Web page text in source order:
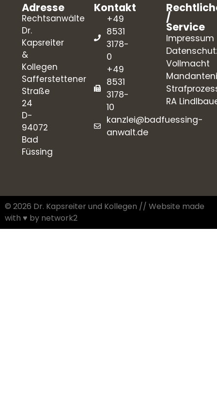
Adresse
Rechtsanwälte
Dr.
Kapsreiter
&
Kollegen
Safferstettener
Straße
24
D-
94072
Bad
Füssing
Kontakt
+49
8531
3178-
0
+49
8531
3178-
10
kanzlei@badfuessing-
anwalt.de
/
Service
Impressum
Vollmacht
RA
© 2026 Dr. Kapsreiter und Kollegen // Website made
with ♥︎ by network2